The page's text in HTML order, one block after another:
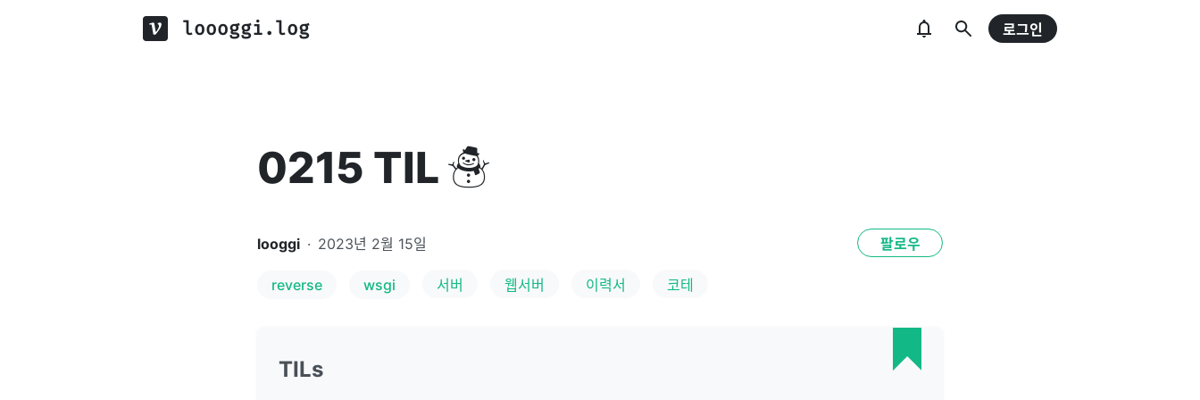
loooggi.log 로그인
0215 TIL ☃️
looggi · 2023년 2월 15일 팔로우
reverse wsgi 서버 웹서버 이력서 코테
TILs